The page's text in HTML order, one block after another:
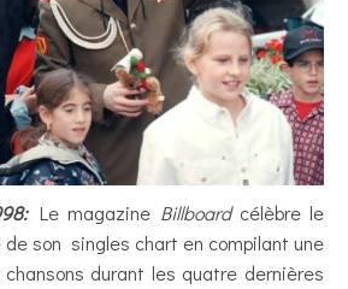
Le magazine Billboardcélèbre le
son singles chart en compilant une
durant les quatre dernières